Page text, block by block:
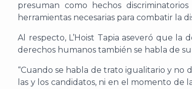
presuman como hechos
herramientas necesarias para combatir la
Al respecto, L’Hoist Tapia aseveró que
derechos humanos también se habla de
“Cuando se habla de trato igualitario y no
las y los candidatos, ni en el momento